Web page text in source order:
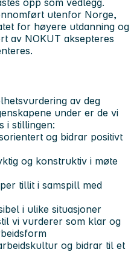
opp som vedlegg.
utenfor Norge,
for høyere utdanning og
av NOKUT aksepteres
av deg
under er de vi
i stillingen:
og bidrar positivt
og konstruktiv i møte
tillit i samspill med
i ulike situasjoner
vi vurderer som klar og
og bidrar til et